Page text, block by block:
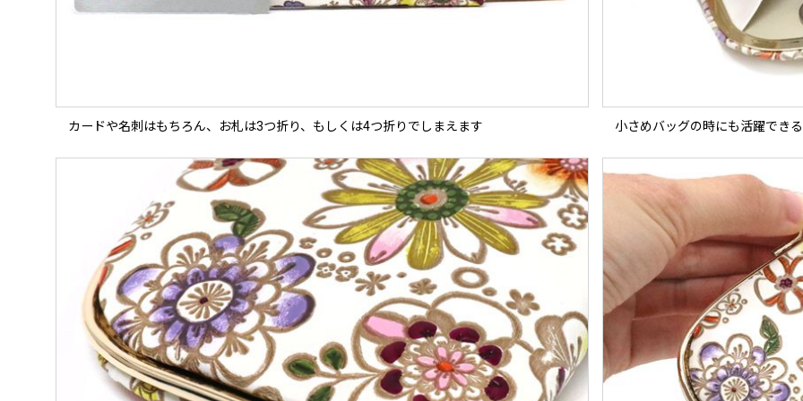
カードや名刺はもちろん、お札は3つ折り、もしくは4つ折りでしまえます 小さめバッグの時にも活躍でき